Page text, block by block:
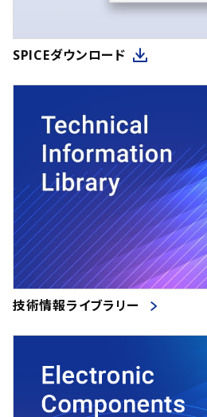
SPICEダウンロード
技術情報ライブラリー